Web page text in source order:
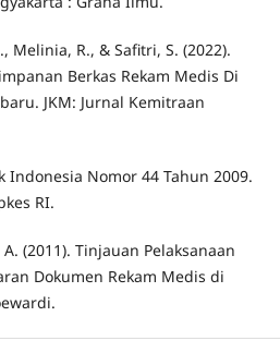
Melinia, R., & Safitri, S. (2022).
Berkas Rekam Medis Di
JKM: Jurnal Kemitraan
Nomor 44 Tahun 2009.
RI.
(2011). Tinjauan Pelaksanaan
Dokumen Rekam Medis di